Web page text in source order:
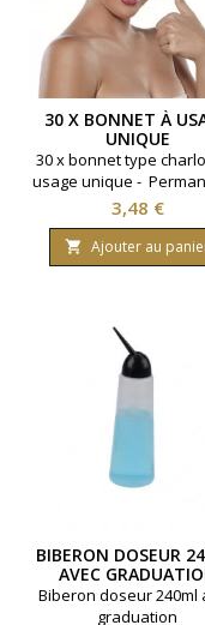
30 X BONNET À
UNIQUE
30 x bonnet type
usage unique -
soins esthétique,
Prix
3,48 €
 Ajouter au
BIBERON DOSEUR
AVEC
Biberon doseur 240ml
graduation